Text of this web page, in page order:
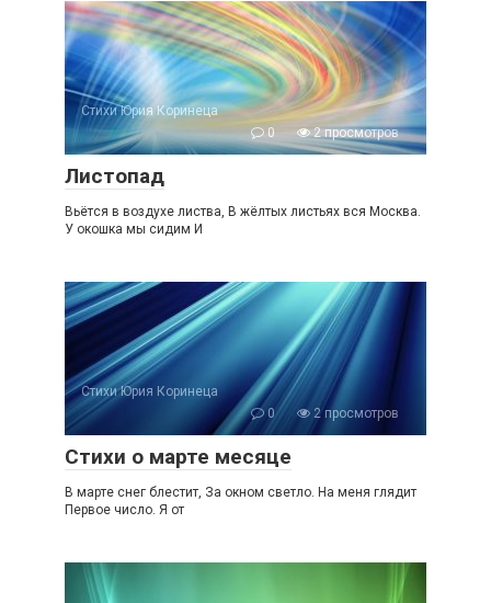
Стихи Юрия Коринеца
0
2 просмотров
Листопад
Вьётся в воздухе листва, В жёлтых листьях вся Москва.
У окошка мы сидим И
Стихи Юрия Коринеца
0
2 просмотров
Стихи о марте месяце
В марте снег блестит, За окном светло. На меня глядит
Первое число. Я от